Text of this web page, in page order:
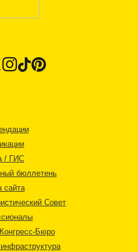
/ ГИС
бюллетень
сайта
Совет
Бюро